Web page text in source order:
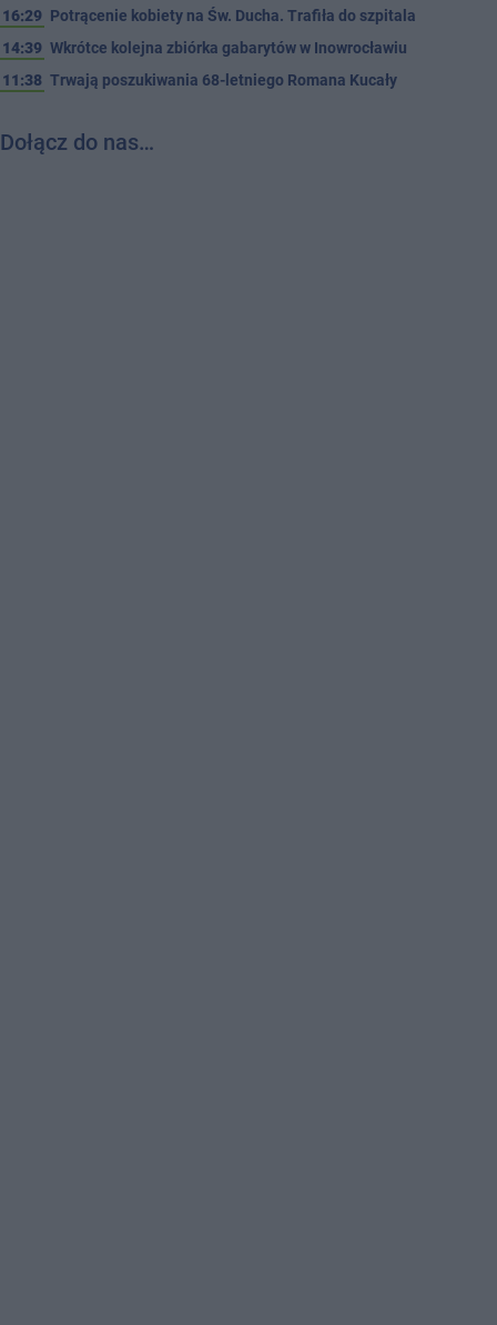
16:29 Potrącenie kobiety na Św. Ducha. Trafiła do szpitala
14:39 Wkrótce kolejna zbiórka gabarytów w Inowrocławiu
11:38 Trwają poszukiwania 68-letniego Romana Kucały
Dołącz do nas…